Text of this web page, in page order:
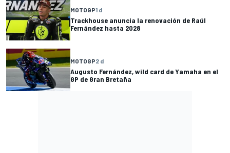
MOTOGP1 d
Trackhouse anuncia la renovación de Raúl
Fernández hasta 2028
MOTOGP2 d
Augusto Fernández, wild card de Yamaha en el
GP de Gran Bretaña